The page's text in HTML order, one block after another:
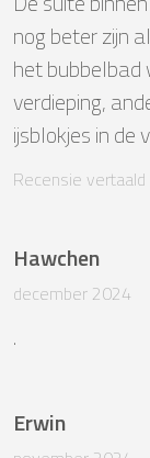
nog beter zijn
het bubbelbad
verdieping,
ijsblokjes in de
Recensie vertaald
Hawchen
december 2024
.
Erwin